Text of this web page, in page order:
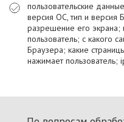
пользовательские
версия ОС, тип и версия
разрешение его экрана;
пользователь; с какого
Браузера; какие
нажимает пользователь;